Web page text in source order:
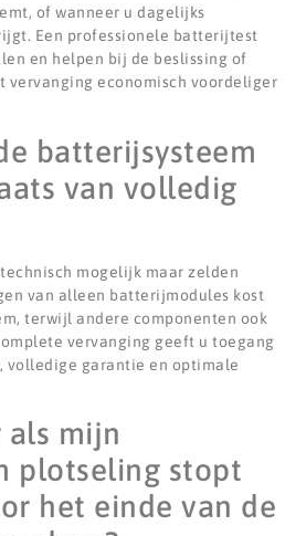
of wanneer u dagelijks
Een professionele batterijtest
en helpen bij de beslissing of
vervanging economisch voordeliger
batterijsysteem
van volledig
mogelijk maar zelden
van alleen batterijmodules kost
terwijl andere componenten ook
vervanging geeft u toegang
volledige garantie en optimale
als mijn
plotseling stopt
het einde van de